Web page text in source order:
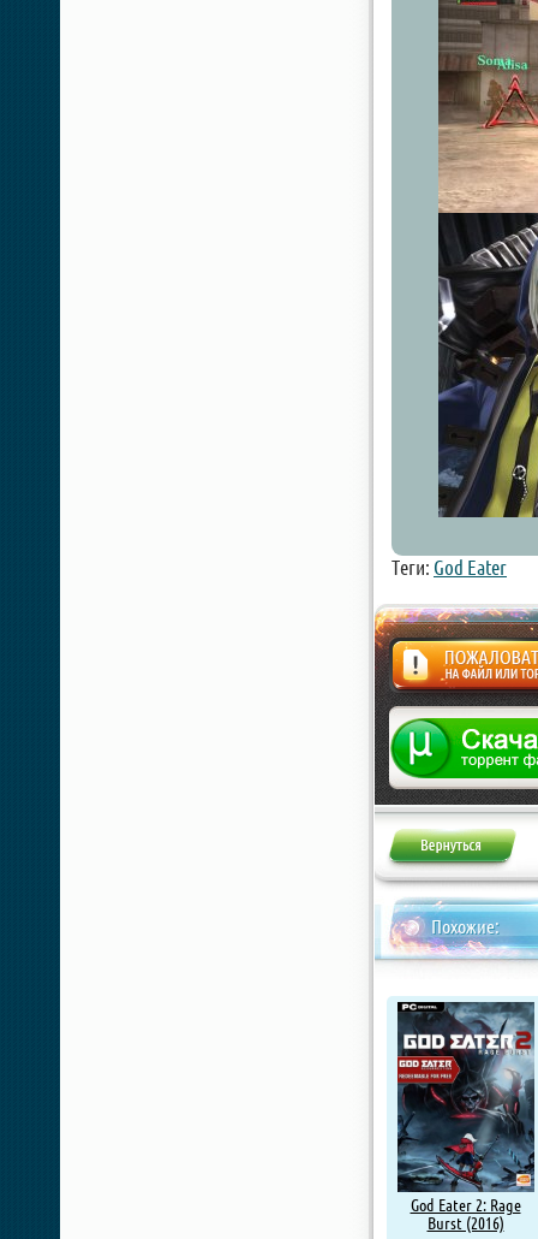
Теги: God Eater
Жалоба
Похожие:
God Eater 2: Rage
Burst (2016)